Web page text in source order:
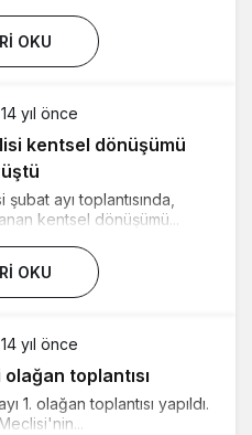
OKU
14 yıl önce
kentsel dönüşümü
ayı toplantısında,
kentsel dönüşümü...
OKU
14 yıl önce
toplantısı
1. olağan toplantısı yapıldı.